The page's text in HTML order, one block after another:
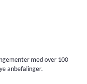
med over 100
anbefalinger.